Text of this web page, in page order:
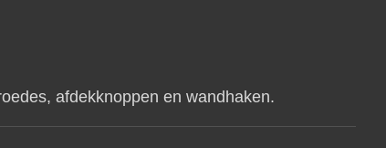
afdekknoppen en wandhaken.